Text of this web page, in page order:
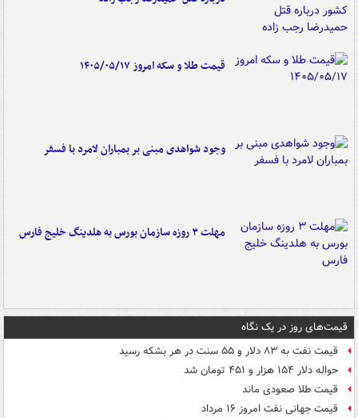
قیمت طلا و سکه امروز ۱۴۰۵/۰۵/۱۷
وجود شواهدی مبنی بر بمباران لامرد با فسفر
مهلت ۳ روزه سازمان بورس به هلدینگ خلیج فارس
قیمت‌های روز در یک نگاه
قیمت نفت به ۸۳ دلار و ۵۵ سنت در هر بشکه رسید
حواله دلار ۱۵۴ هزار و ۴۵۱ تومان شد
قیمت طلا صعودی ماند
قیمت جهانی نفت امروز ۱۶ مرداد